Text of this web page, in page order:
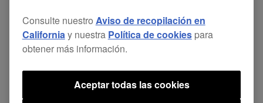
síntesis analógico completamente programable,
basado en los circuitos analógicos del sintetizador
Consulte nuestro Aviso de recopilación en
Californiay nuestra Política de cookiespara
obtener más información.
Aceptar todas las cookies